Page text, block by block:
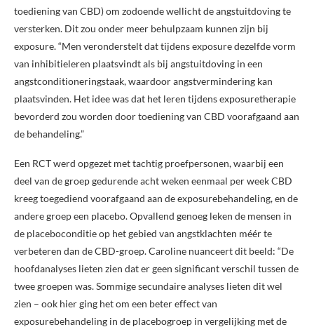
toediening van CBD) om zodoende wellicht de angstuitdoving te
versterken. Dit zou onder meer behulpzaam kunnen zijn bij
exposure. “Men veronderstelt dat tijdens exposure dezelfde vorm
van inhibitieleren plaatsvindt als bij angstuitdoving in een
angstconditioneringstaak, waardoor angstvermindering kan
plaatsvinden. Het idee was dat het leren tijdens exposuretherapie
bevorderd zou worden door toediening van CBD voorafgaand aan
de behandeling.”
Een RCT werd opgezet met tachtig proefpersonen, waarbij een
deel van de groep gedurende acht weken eenmaal per week CBD
kreeg toegediend voorafgaand aan de exposurebehandeling, en de
andere groep een placebo. Opvallend genoeg leken de mensen in
de placeboconditie op het gebied van angstklachten méér te
verbeteren dan de CBD-groep. Caroline nuanceert dit beeld: “De
hoofdanalyses lieten zien dat er geen significant verschil tussen de
twee groepen was. Sommige secundaire analyses lieten dit wel
zien – ook hier ging het om een beter effect van
exposurebehandeling in de placebogroep in vergelijking met de